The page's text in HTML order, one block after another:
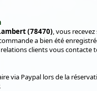
(78470) , vous
a bien été
clients vous contacte
via Paypal lors de la